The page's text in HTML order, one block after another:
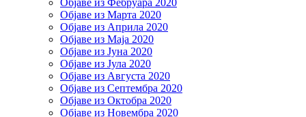
Објаве из Фебруара 2020
Објаве из Марта 2020
Објаве из Априла 2020
Објаве из Маја 2020
Објаве из Јуна 2020
Објаве из Јула 2020
Објаве из Августа 2020
Објаве из Септембра 2020
Објаве из Октобра 2020
Објаве из Новембра 2020